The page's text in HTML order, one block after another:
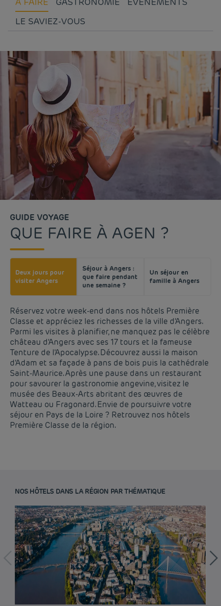
LE SAVIEZ-VOUS
GUIDE VOYAGE
QUE FAIRE À AGEN ?
Deux jours pour
visiter Angers
Séjour à Angers :
que faire pendant
une semaine ?
Un séjour en
famille à Angers
Réservez votre week-end dans nos hôtels Première
Classe et appréciez les richesses de la ville d'Angers.
Parmi les visites à planifier, ne manquez pas le célèbre
château d'Angers avec ses 17 tours et la fameuse
Tenture de l'Apocalypse. Découvrez aussi la maison
d'Adam et sa façade à pans de bois puis la cathédrale
Saint-Maurice. Après une pause dans un restaurant
pour savourer la gastronomie angevine, visitez le
musée des Beaux-Arts abritant des œuvres de
Watteau ou Fragonard. Envie de poursuivre votre
séjour en Pays de la Loire ? Retrouvez nos hôtels
Première Classe de la région.
NOS HÔTELS DANS LA RÉGION PAR THÉMATIQUE